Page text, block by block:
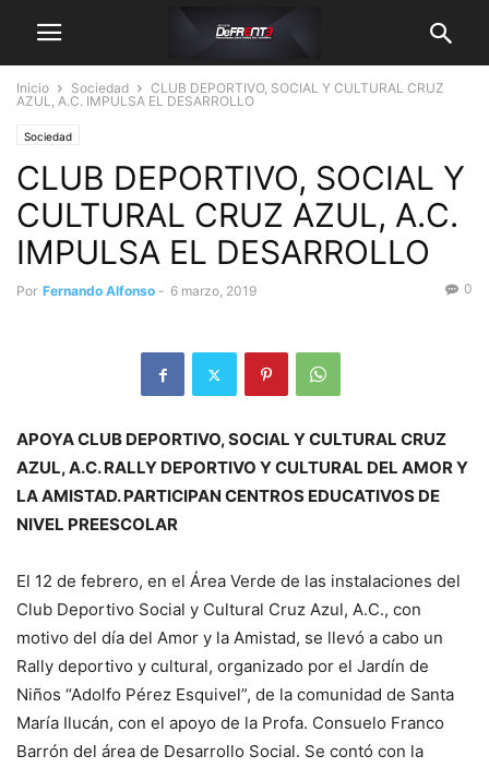
Inicio Sociedad
CLUB DEPORTIVO, SOCIAL Y CULTURAL CRUZ
AZUL, A.C. IMPULSA EL DESARROLLO
Sociedad
CLUB DEPORTIVO, SOCIAL Y
CULTURAL CRUZ AZUL, A.C.
IMPULSA EL DESARROLLO
Por Fernando Alfonso - 6 marzo, 2019 0
APOYA CLUB DEPORTIVO, SOCIAL Y CULTURAL CRUZ
AZUL, A.C. RALLY DEPORTIVO Y CULTURAL DEL AMOR Y
LA AMISTAD. PARTICIPAN CENTROS EDUCATIVOS DE
NIVEL PREESCOLAR
El 12 de febrero, en el Área Verde de las instalaciones del
Club Deportivo Social y Cultural Cruz Azul, A.C., con
motivo del día del Amor y la Amistad, se llevó a cabo un
Rally deportivo y cultural, organizado por el Jardín de
Niños “Adolfo Pérez Esquivel”, de la comunidad de Santa
María Ilucán, con el apoyo de la Profa. Consuelo Franco
Barrón del área de Desarrollo Social. Se contó con la